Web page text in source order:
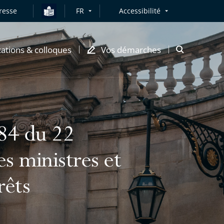
FR Accessibilité
& colloques Vos démarches
Ouvrir
modale
de
recherche
du 22
ministres et